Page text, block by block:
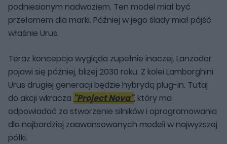
podniesionym nadwoziem. Ten model miał być
przełomem dla marki. Później w jego ślady miał pójść
właśnie Urus.
Teraz koncepcja wygląda zupełnie inaczej. Lanzador
pojawi się później, bliżej 2030 roku. Z kolei Lamborghini
Urus drugiej generacji będzie hybrydą plug-in. Tutaj
do akcji wkracza "Project Nova", który ma
odpowiadać za stworzenie silników i oprogramowania
dla najbardziej zaawansowanych modeli w najwyższej
półki.